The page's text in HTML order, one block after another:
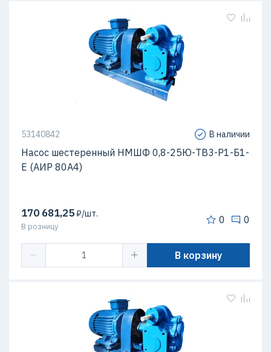
53140842 В наличии
Насос шестеренный НМШФ 0,8-25Ю-ТВ3-Р1-Б1-
Е (АИР 80А4)
170 681,25₽/шт.
В розницу
0 0
В корзину